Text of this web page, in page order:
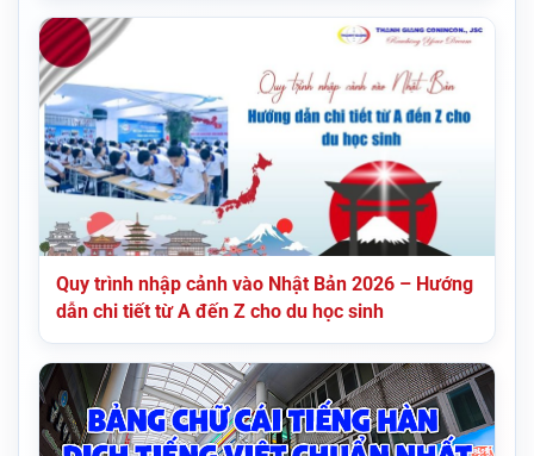
Quy trình nhập cảnh vào Nhật Bản 2026 – Hướng
dẫn chi tiết từ A đến Z cho du học sinh